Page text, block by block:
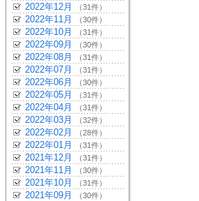
2022年12月 （31件）
2022年11月 （30件）
2022年10月 （31件）
2022年09月 （30件）
2022年08月 （31件）
2022年07月 （31件）
2022年06月 （30件）
2022年05月 （31件）
2022年04月 （31件）
2022年03月 （32件）
2022年02月 （28件）
2022年01月 （31件）
2021年12月 （31件）
2021年11月 （30件）
2021年10月 （31件）
2021年09月 （30件）